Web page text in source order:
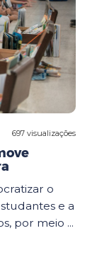
697 visualizações
o
e a
por meio ...